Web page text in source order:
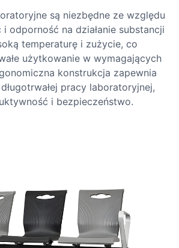
są niezbędne ze względu
i odporność na działanie substancji
temperaturę i zużycie, co
użytkowanie w wymagających
konstrukcja zapewnia
pracy laboratoryjnej,
i bezpieczeństwo.